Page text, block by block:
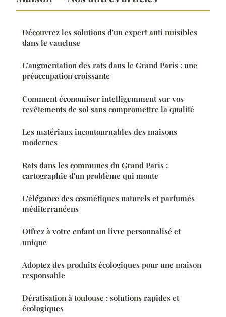
Découvrez les solutions d'un expert anti nuisibles
dans le vaucluse
L’augmentation des rats dans le Grand Paris : une
préoccupation croissante
Comment économiser intelligemment sur vos
revêtements de sol sans compromettre la qualité
Les matériaux incontournables des maisons
modernes
Rats dans les communes du Grand Paris :
cartographie d'un problème qui monte
L'élégance des cosmétiques naturels et parfumés
méditerranéens
Offrez à votre enfant un livre personnalisé et
unique
Adoptez des produits écologiques pour une maison
responsable
Dératisation à toulouse : solutions rapides et
écologiques